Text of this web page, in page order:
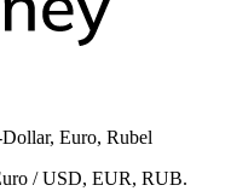
Euro, Rubel
/ USD, EUR, RUB.